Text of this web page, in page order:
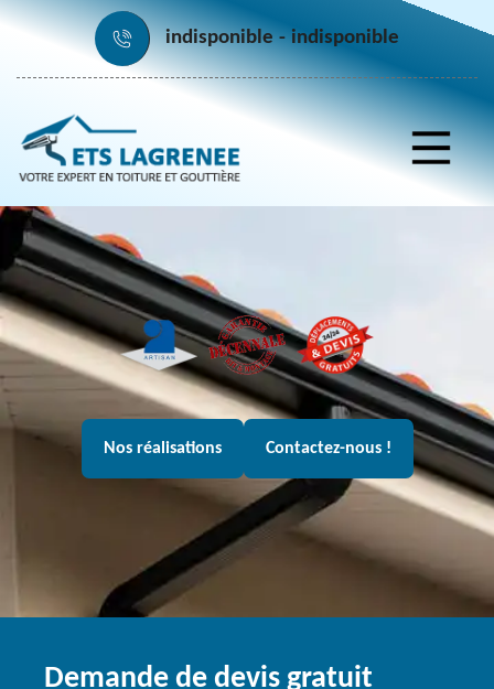
indisponible indisponible
Nos réalisations Contactez-nous !
Demande de devis gratuit